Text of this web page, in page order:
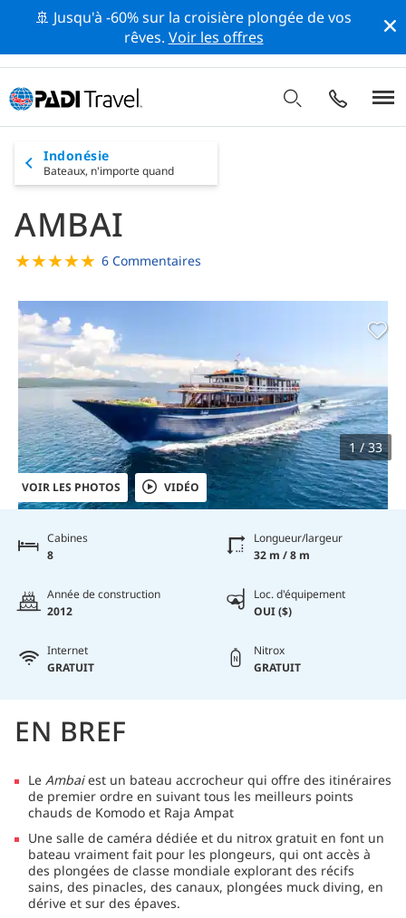
🚢 Jusqu'à -60% sur la croisière plongée de vos
rêves. Voir les offres
Indonésie
Bateaux, n'importe quand
AMBAI
★★★★★ 6 Commentaires
VOIR LES PHOTOS VIDÉO
1 / 33
Cabines
8
Longueur/largeur
32 m / 8 m
Année de construction
2012
Loc. d'équipement
OUI ($)
Internet
GRATUIT
Nitrox
GRATUIT
EN BREF
Le Ambaiest un bateau accrocheur qui offre des itinéraires
de premier ordre en suivant tous les meilleurs points
chauds de Komodo et Raja Ampat
Une salle de caméra dédiée et du nitrox gratuit en font un
bateau vraiment fait pour les plongeurs, qui ont accès à
des plongées de classe mondiale explorant des récifs
sains, des pinacles, des canaux, plongées muck diving, en
dérive et sur des épaves.